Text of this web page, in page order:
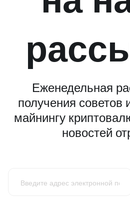
Еженедельная
получения советов
майнингу
новостей